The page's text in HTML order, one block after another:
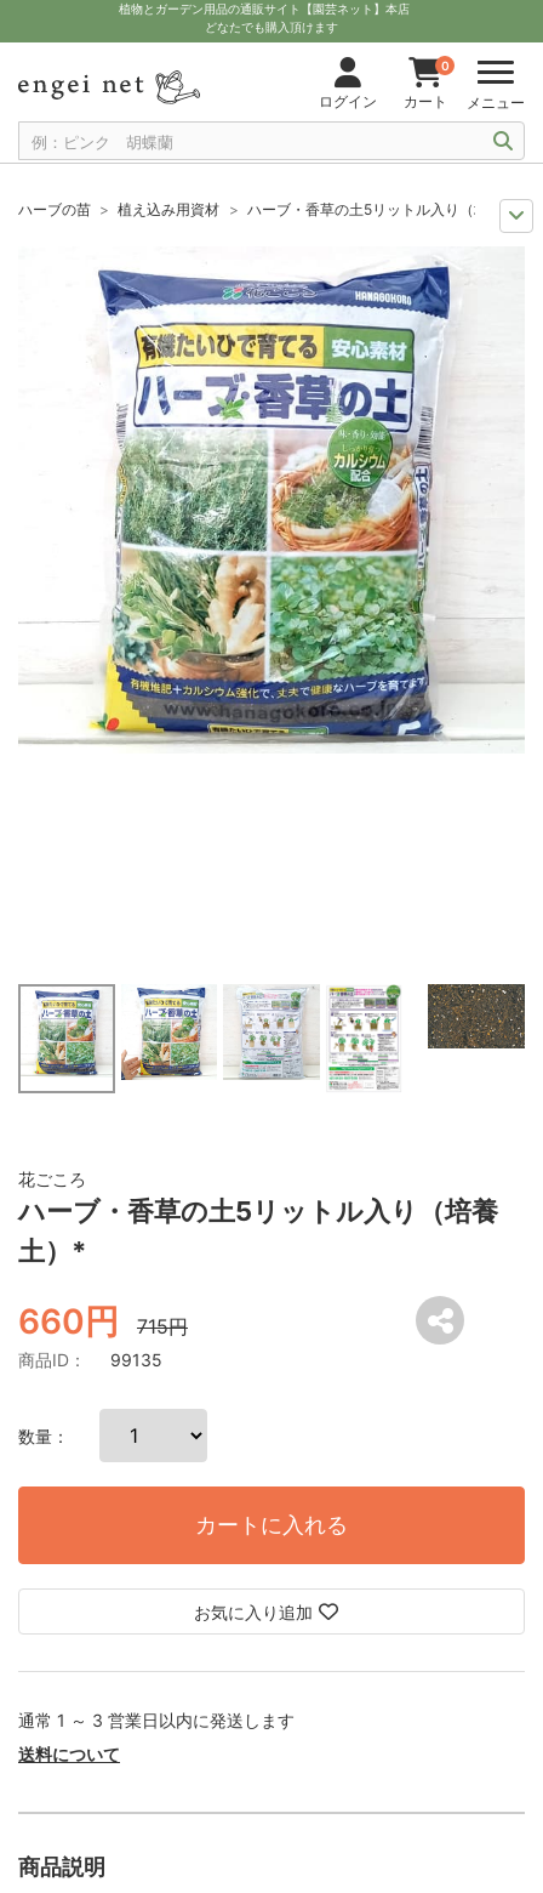
植物とガーデン用品の通販サイト【園芸ネット】本店
どなたでも購入頂けます
ログイン
0
カート メニュー
ハーブの苗 植え込み用資材
ハーブ・香草の土5リットル入り（培養土）*
12月上中旬予約
グッズ・資材
ハーブ・香草の土5リットル入り（培養土
10月中下旬予約
グッズ・資材 ハーブ・香草の土5リットル入り（培養土
花ごころ
ハーブ・香草の土5リットル入り（培養
土）*
660円 715円
商品ID： 99135
数量：
カートに入れる
お気に入り追加
通常 1 ～ 3 営業日以内に発送します
送料について
商品説明